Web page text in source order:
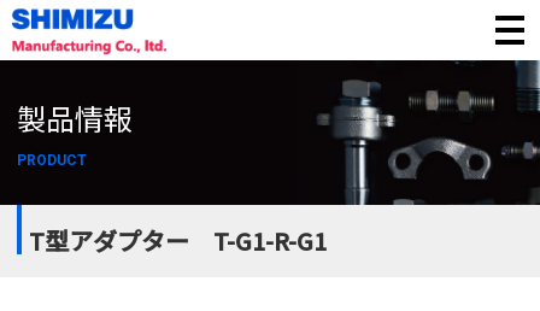
製品情報
PRODUCT
T型アダプター T-G1-R-G1